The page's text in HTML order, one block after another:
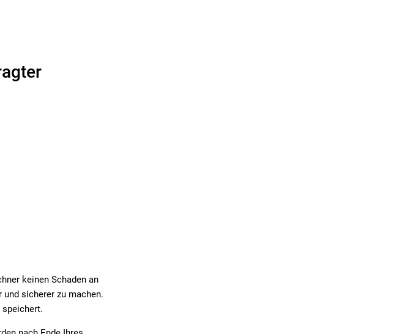
keinen Schaden an
sicherer zu machen.
speichert.